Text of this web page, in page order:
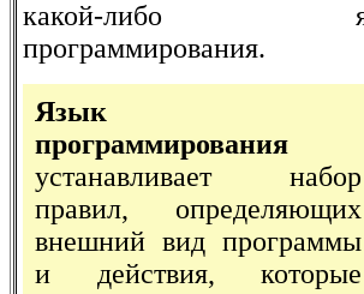
какой-либо
программирования.
Язык
программирования
устанавливает набор
правил, определяющих
внешний вид программы
и действия, которые